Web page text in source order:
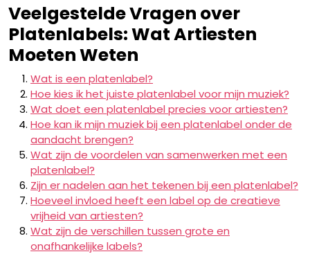
Veelgestelde Vragen over
Platenlabels: Wat Artiesten
Moeten Weten
Wat is een platenlabel?
Hoe kies ik het juiste platenlabel voor mijn muziek?
Wat doet een platenlabel precies voor artiesten?
Hoe kan ik mijn muziek bij een platenlabel onder de
aandacht brengen?
Wat zijn de voordelen van samenwerken met een
platenlabel?
Zijn er nadelen aan het tekenen bij een platenlabel?
Hoeveel invloed heeft een label op de creatieve
vrijheid van artiesten?
Wat zijn de verschillen tussen grote en
onafhankelijke labels?